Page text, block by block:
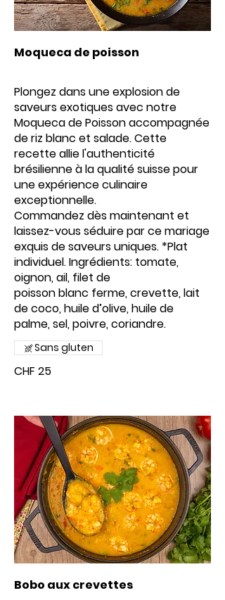
Moqueca de poisson
Plongez dans une explosion de
saveurs exotiques avec notre
Moqueca de Poisson accompagnée
de riz blanc et salade. Cette
recette allie l'authenticité
brésilienne à la qualité suisse pour
une expérience culinaire
exceptionnelle.
Commandez dès maintenant et
laissez-vous séduire par ce mariage
exquis de saveurs uniques. *Plat
individuel. Ingrédients: tomate,
oignon, ail, filet de
poisson blanc ferme, crevette, lait
de coco, huile d’olive, huile de
palme, sel, poivre, coriandre.
CHF 25
Sans gluten
Bobo aux crevettes